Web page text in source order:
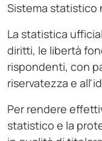
Sistema statistico
La statistica
diritti, le libertà
rispondenti, con
riservatezza e
Per rendere
statistico e la